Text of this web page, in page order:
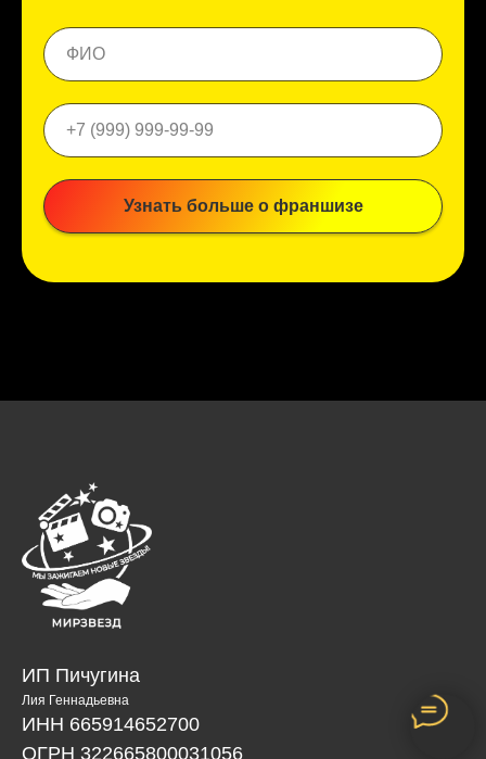
Узнать больше о франшизе
ИП Пичугина
Лия Геннадьевна
ИНН 665914652700
ОГРН 322665800031056